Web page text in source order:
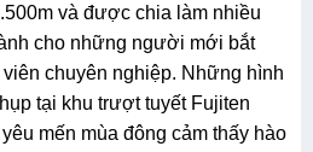
và được chia làm nhiều
cho những người mới bắt
chuyên nghiệp. Những hình
tại khu trượt tuyết Fujiten
mến mùa đông cảm thấy hào